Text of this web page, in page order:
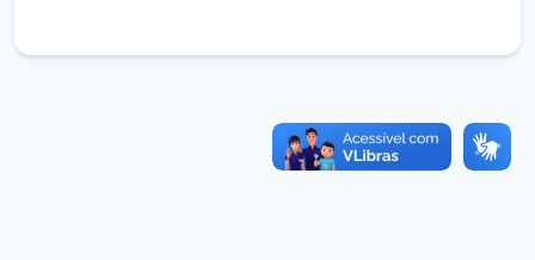
REGIMENTO INTERNO.